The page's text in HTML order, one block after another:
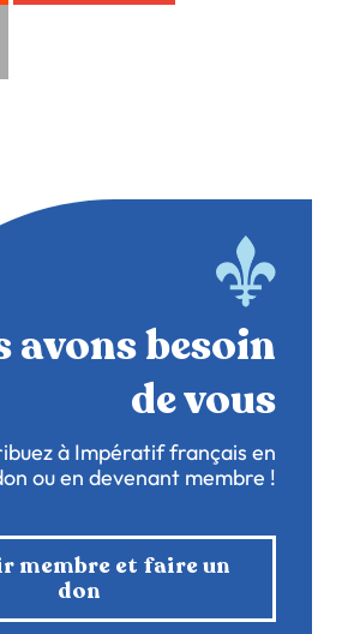
avons besoin
de vous
à Impératif français en
ou en devenant membre !
membre et faire un
don